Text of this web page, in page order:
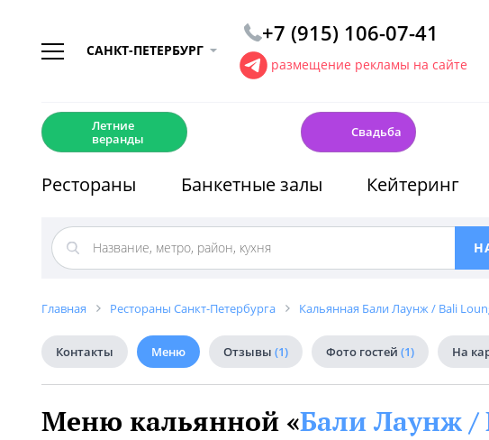
САНКТ-ПЕТЕРБУРГ
+7 (915) 106-07-41
размещение рекламы на сайте
Летние
веранды
Свадьба
Рестораны Банкетные залы Кейтеринг
Главная Рестораны Санкт-Петербурга Кальянная Бали Лаунж / Bali
Контакты Меню Отзывы (1) Фото гостей (1) На
Меню кальянной «Бали Лаунж /